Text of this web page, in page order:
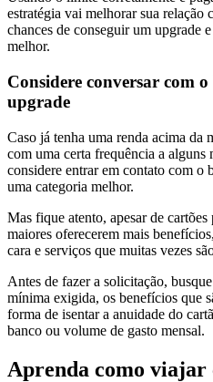
estratégia vai melhorar sua relação
chances de conseguir um upgrade
melhor.
Considere conversar com
upgrade
Caso já tenha uma renda acima da
com uma certa frequência a alguns
considere entrar em contato com o
uma categoria melhor.
Mas fique atento, apesar de
maiores oferecerem mais
cara e serviços que muitas vezes
Antes de fazer a solicitação,
mínima exigida, os benefícios que
forma de isentar a anuidade do
banco ou volume de gasto mensal.
Aprenda como viajar